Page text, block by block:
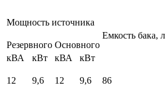
Мощность источника
Емкость бака, л
Резервного Основного
кВА
кВт кВА кВт
12 9,6 12 9,6 86